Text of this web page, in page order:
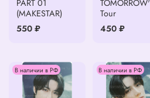
PART 01
(MAKESTAR)
550 ₽
TOMORROW'
Tour
450 ₽
В наличии в РФ В наличии в РФ